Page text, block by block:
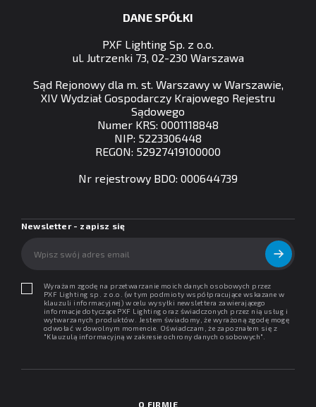
DANE SPÓŁKI
PXF Lighting Sp. z o.o.
ul. Jutrzenki 73, 02-230 Warszawa
Sąd Rejonowy dla m. st. Warszawy w Warszawie,
XIV Wydział Gospodarczy Krajowego Rejestru
Sądowego
Numer KRS: 0001118848
NIP: 5223306448
REGON: 52927419100000
Nr rejestrowy BDO: 000644739
Newsletter - zapisz się
Wyrażam zgodę na przetwarzanie moich danych osobowych przez
PXF Lighting sp. z o.o. (w tym podmioty współpracujące wskazane w
klauzuli informacyjnej) w celu wysyłki newslettera zawierającego
informacje dotyczące PXF Lighting oraz świadczonych przez nią usług i
wytwarzanych produktów. Jestem świadomy, że wyrażoną zgodę mogę
odwołać w dowolnym momencie. Oświadczam, że zapoznałem się z
"Klauzulą informacyjną w zakresie ochrony danych osobowych".
O FIRMIE